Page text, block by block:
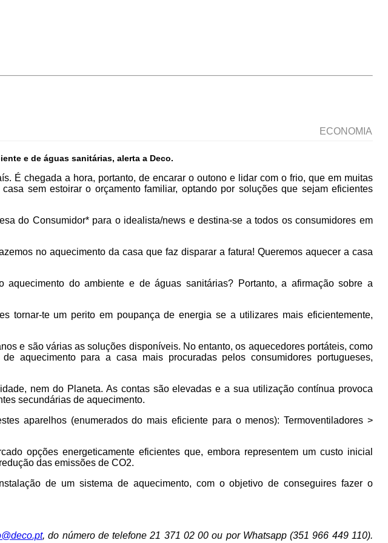
ECONOMIA
e de águas sanitárias, alerta a Deco.
É chegada a hora, portanto, de encarar o outono e lidar com o frio, que em muitas
sem estoirar o orçamento familiar, optando por soluções que sejam eficientes
do Consumidor* para o idealista/news e destina-se a todos os consumidores em
no aquecimento da casa que faz disparar a fatura! Queremos aquecer a casa
do ambiente e de águas sanitárias? Portanto, a afirmação sobre a
tornar-te um perito em poupança de energia se a utilizares mais eficientemente,
e são várias as soluções disponíveis. No entanto, os aquecedores portáteis, como
aquecimento para a casa mais procuradas pelos consumidores portugueses,
nem do Planeta. As contas são elevadas e a sua utilização contínua provoca
secundárias de aquecimento.
aparelhos (enumerados do mais eficiente para o menos): Termoventiladores >
opções energeticamente eficientes que, embora representem um custo inicial
das emissões de CO2.
de um sistema de aquecimento, com o objetivo de conseguires fazer o
, do número de telefone 21 371 02 00 ou por Whatsapp (351 966 449 110).